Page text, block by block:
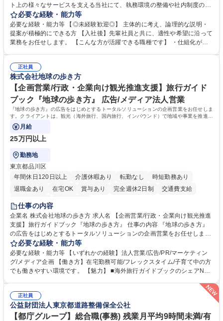
ト上の様々なサービスを支える当社にて、執務環境の整備や社内制度の検
討、イベント運営などの幅広い業務を担当し、間接的に会社の生産性向上
や成長に貢献している部署です。 会社の全メンバーが安心して長く成果を
発揮できる環境を整えるために、毎日のメンテナンスや維持管理に加え、
新たな施策検討を積極的に行っていただき、会社全体を巻き込み課題解決
幅広い業務の体得が可能で、多様なキャリアパスを描くことも可能です。
募集職種 【総務】未経験歓迎◎/リモート可/世界で唯一の事業/福利厚生◎/
再雇用有
必要な経験・能力等
必要な経験・能力等 【◎未経験歓迎◎】 主体的に考え、論理的な説明・
提案が積極的にできる方 【入社後】先輩社員と共に、適性や希望に沿って
業務をお任せします。 【こんな方が活躍できる職種です】 ・仕組化が好
対処できる・新しいことに興味関心がある 【魅力】■自己啓発支援：資格
取得や通信教育など費用の80%（年間25万円まで）を補助 ■住宅手当：家
賃の50%（月額7万円まで）を補助 学歴・資格 学歴：大学院 大学 語学
力： 資格：
正社員
株式会社地球の歩き方
【企画営業/行政・企業向け観光推進支援】旅行ガイド
ブック『地球の歩き方』 広告/メディア法人営業
『地球の歩き方』の広告をはじめとするトータルソリューションの企画営業をお任せしま
す。クライアントは、観光（海外旅行、国内旅行、インバウンド）で地域や事業を推進し
たい国内外の行政や企業です。
月給
25万円以上
勤務地
東京都品川区
年間休日120日以上
介護休暇あり 転勤なし
時短勤務あり
退職金あり
在宅OK 賞与あり 完全週休2日制
交通費支給
駅近5分以内
仕事の内容
企業名 株式会社地球の歩き方 求人名 【企画営業/行政・企業向け観光推進
支援】旅行ガイドブック『地球の歩き方』 仕事の内容 『地球の歩き方』
の広告をはじめとするトータルソリューションの企画営業をお任せしま
す。クライアントは、観光（海外旅行、国内旅行、インバウンド）で地域
や事業を推進したい国内外の行政や企業です。 【業務詳細】■『地球の歩
き方』は海外旅行ガイドブックのNo.1ブランドであり、国内旅行において
も牽引しております。観光推進支援においても、業界を牽引する意欲的な
国策事業です。「GOOD LUCK TRIP」は、海外旅行ガイドブックと同様
に、インバウンドのトップブランドに成長しております■旅が業務であ
り、日常です。旅好きにはこれ以上ない環境です 募集職種 【企画営業/行
政・企業向け観光推進支援】旅行ガイドブック『地球の歩き方』
必要な経験・能力等
必要な経験・能力等 【いずれかの経験】法人営業/広告/PR/マーケティン
グ/メディア企画 【働き方】在宅勤務可能/フレックスタイム/子育て中の方
でも働きやすい環境です。 【魅力】 ■海外旅行ガイドブックのシェアNo.1
ることが可能です。 ■国内旅行ガイドブックは立ち上げ間もない新規事業
であり、「地球の歩き方」としてどう取り組むか、共に形を作るコアメン
バーとして活躍いただきます。 学歴・資格 学歴：大学院 大学 語学力： 資
格：
正社員
公益財団法人東京都道路整備保全公社
【都庁グループ】総合職(事務) 残業月平均9時間未満/有